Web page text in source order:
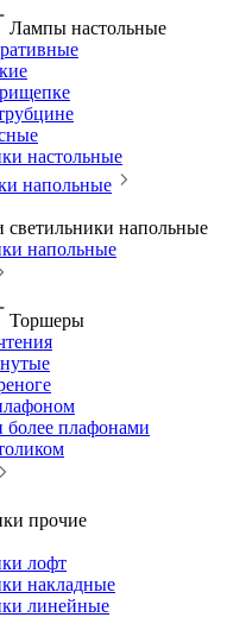
Лампы настольные
настольные
напольные
напольные
напольные
Торшеры
более плафонами
прочие
лофт
накладные
линейные